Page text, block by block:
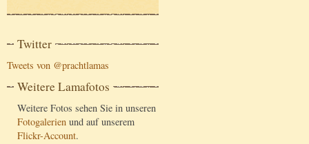
Twitter
Tweets von @prachtlamas
Weitere Lamafotos
Weitere Fotos sehen Sie in unseren
Fotogalerien und auf unserem
Flickr-Account.